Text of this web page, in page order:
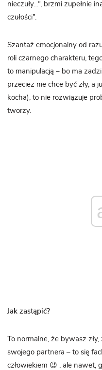
nieczuły…”, brzmi zupełnie
czułości”.
Szantaż emocjonalny od
roli czarnego charakteru,
to manipulacją – bo ma
przecież nie chce być zły, a
kocha), to nie rozwiązuje
tworzy.
Jak zastąpić?
To normalne, że bywasz
swojego partnera – to się
człowiekiem 😉 , ale nawet,